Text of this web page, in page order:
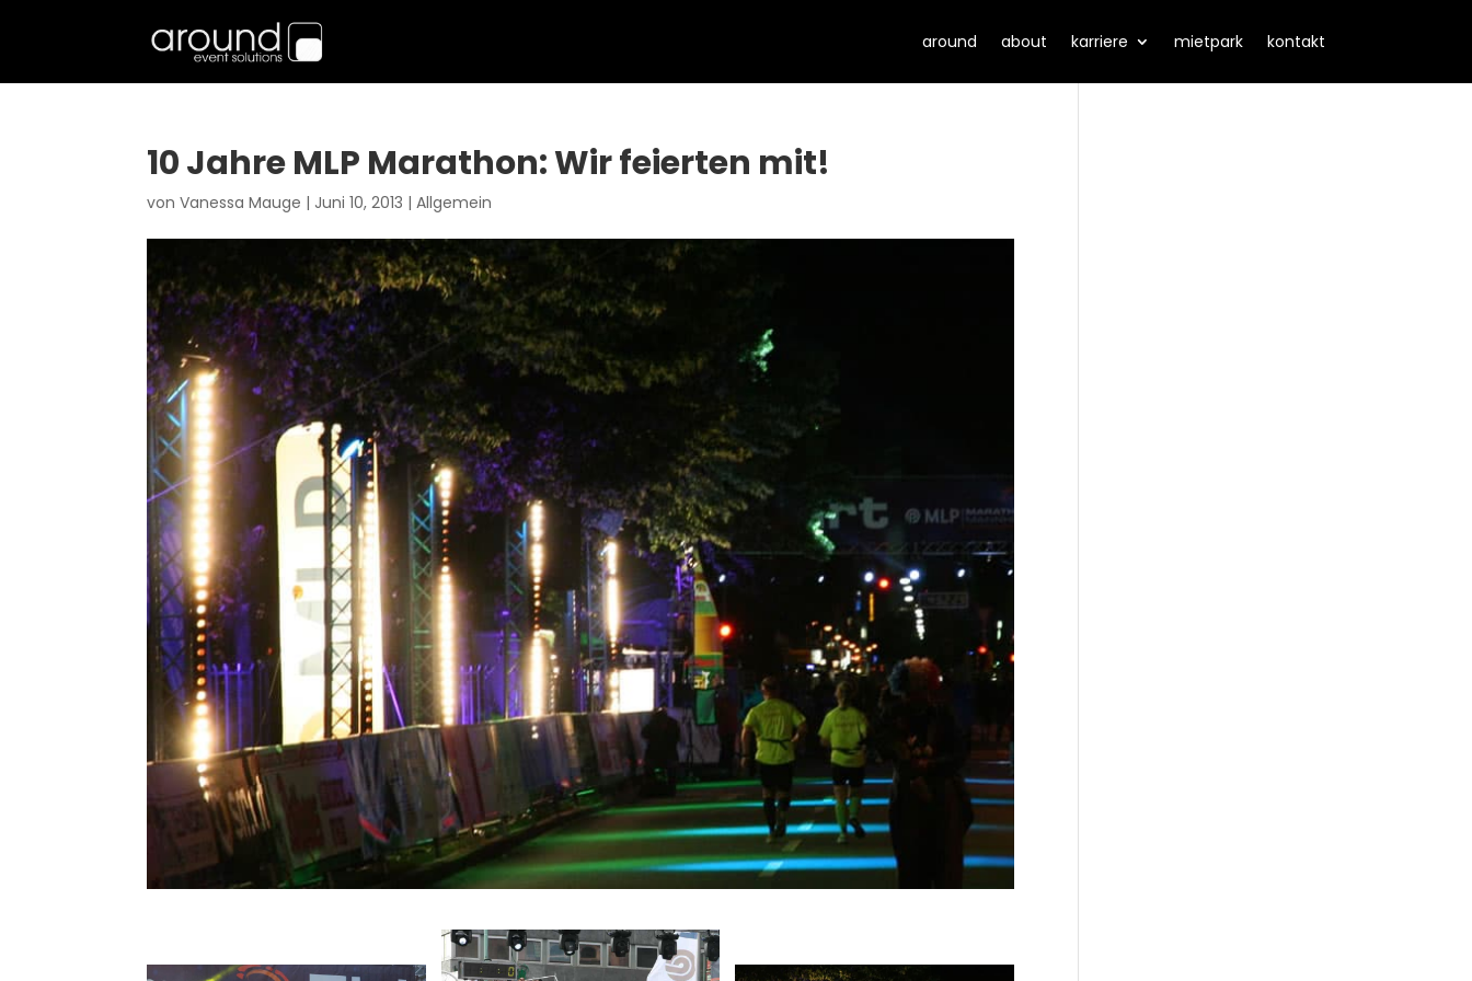
around about karriere mietpark kontakt
10 Jahre MLP Marathon: Wir feierten mit!
vonVanessa Mauge | Juni 10, 2013 |Allgemein